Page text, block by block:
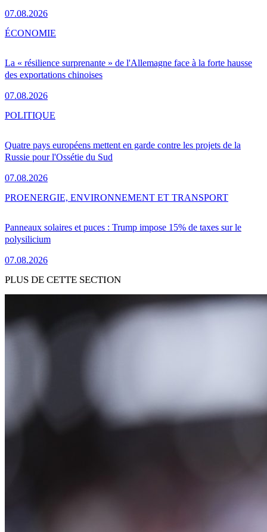
07.08.2026
La « résilience surprenante » de l'Allemagne face à la forte hausse
des exportations chinoises
07.08.2026
ÉCONOMIE
Quatre pays européens mettent en garde contre les projets de la
Russie pour l'Ossétie du Sud
07.08.2026
POLITIQUE
Panneaux solaires et puces : Trump impose 15% de taxes sur le
polysilicium
07.08.2026
PROENERGIE, ENVIRONNEMENT ET TRANSPORT
PLUS DE CETTE SECTION